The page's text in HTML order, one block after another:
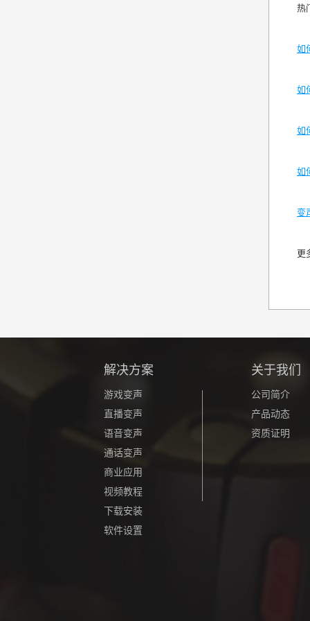
热
如
如
如
如
变
更
解决方案
游戏变声
直播变声
语音变声
通话变声
商业应用
视频教程
下载安装
软件设置
关于我们
公司简介
产品动态
资质证明